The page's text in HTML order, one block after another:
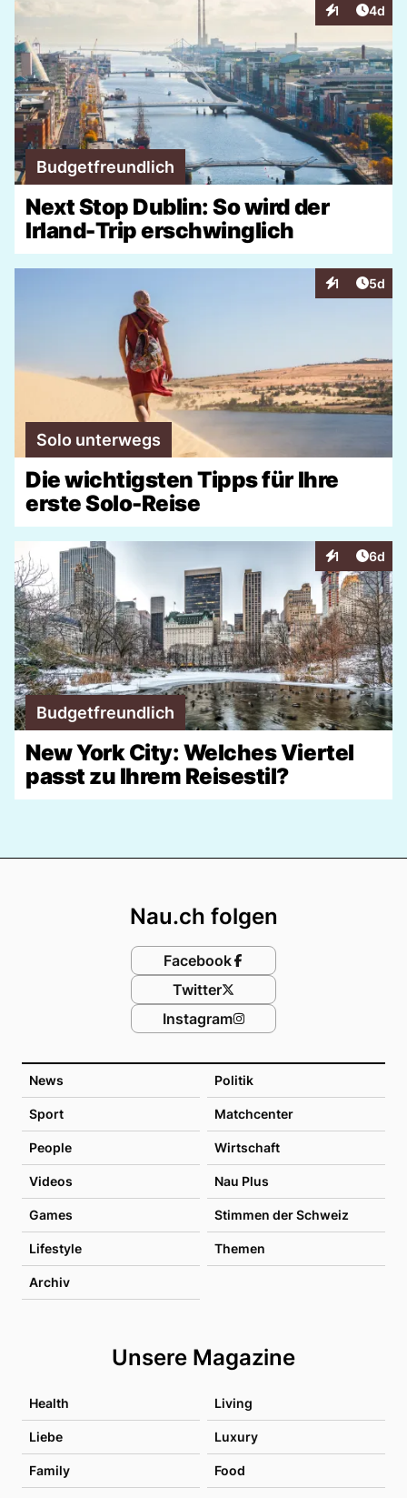
1
Interaktionen
4d
Budgetfreundlich
Next Stop Dublin: So wird der
Irland-Trip erschwinglich
1
Interaktionen
5d
Solo unterwegs
Die wichtigsten Tipps für Ihre
erste Solo-Reise
1
Interaktionen
6d
Budgetfreundlich
New York City: Welches Viertel
passt zu Ihrem Reisestil?
News Politik
Sport Matchcenter
People Wirtschaft
Videos Nau Plus
Games Stimmen der Schweiz
Lifestyle Themen
Archiv
Unsere Magazine
Health Living
Liebe Luxury
Family Food
Nau.ch folgen
Facebook
Twitter
Instagram